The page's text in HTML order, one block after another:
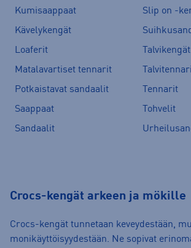
Kumisaappaat
Kävelykengät
Loaferit
Matalavartiset tennarit
Potkaistavat sandaalit
Saappaat
Sandaalit
Slip on -
Talvikengät
Tennarit
Tohvelit
Crocs-kengät arkeen ja mökille
Crocs-kengät tunnetaan keveydestään,
monikäyttöisyydestään. Ne sopivat